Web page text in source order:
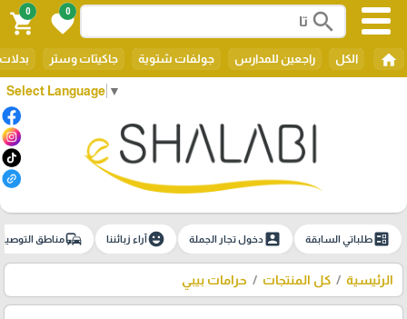
Select Language ▼
search
0
favorite
0
shopping_cart
home الكل راجعين للمدارس جولفات شتوية جاكيتات وستر
ballotطلباتي السابقة account_boxدخول تجار الجملة emoji_emotionsآراء زبائننا commuteمناطق
الرئيسية كل المنتجات حرامات بيبي